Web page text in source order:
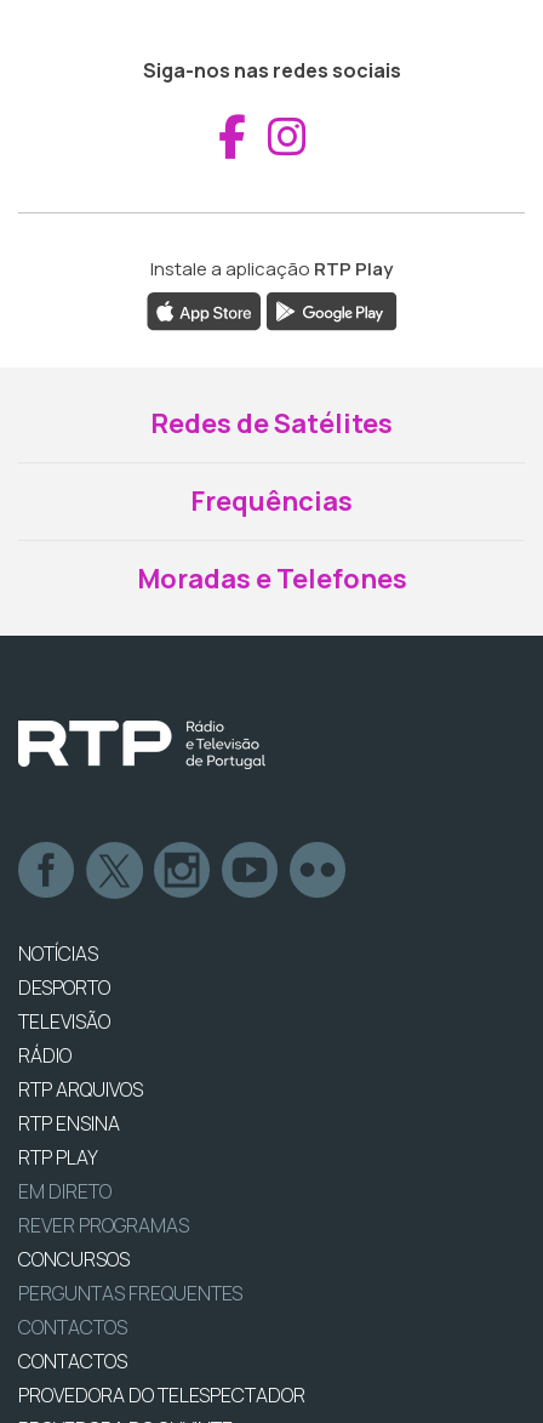
Siga-nos nas redes sociais
Aceder ao
Instale a aplicação RTP Play
Redes de Satélites
Frequências
Moradas e Telefones
NOTÍCIAS
DESPORTO
TELEVISÃO
RÁDIO
RTP ARQUIVOS
RTP ENSINA
RTP PLAY
EM DIRETO
REVER PROGRAMAS
CONCURSOS
PERGUNTAS FREQUENTES
CONTACTOS
CONTACTOS
PROVEDORA DO TELESPECTADOR